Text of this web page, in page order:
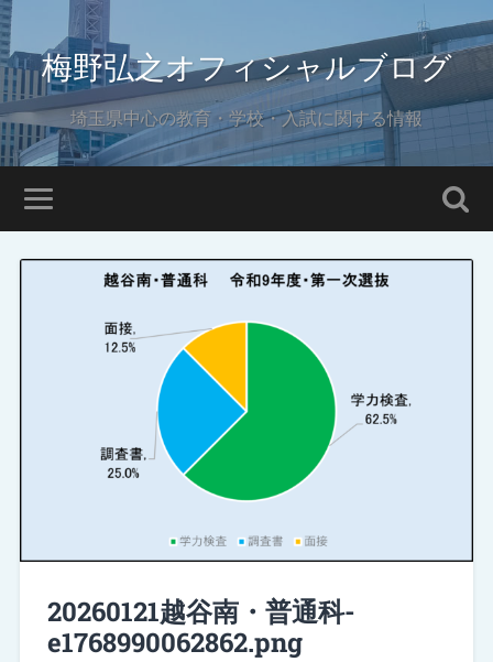
梅野弘之オフィシャルブログ
埼玉県中心の教育・学校・入試に関する情報
20260121越谷南・普通科-
e1768990062862.png